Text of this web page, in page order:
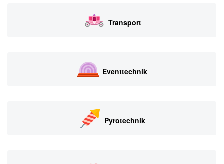
Transport
Eventtechnik
Pyrotechnik